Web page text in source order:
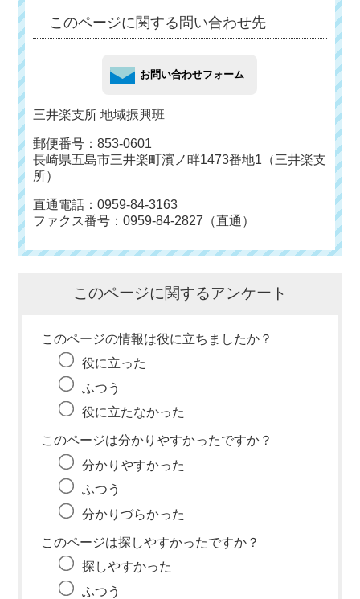
このページに関する問い合わせ先
三井楽支所 地域振興班
郵便番号：853-0601
長崎県五島市三井楽町濱ノ畔1473番地1（三井楽支
所）
直通電話：0959-84-3163
ファクス番号：0959-84-2827（直通）
このページに関するアンケート
このページの情報は役に立ちましたか？
役に立った
ふつう
役に立たなかった
このページは分かりやすかったですか？
分かりやすかった
ふつう
分かりづらかった
このページは探しやすかったですか？
探しやすかった
ふつう